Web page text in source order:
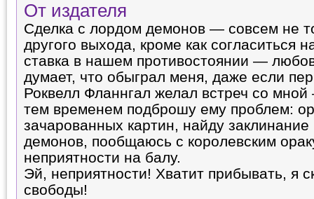
От издателя
Сделка с лордом демонов — совсем не
другого выхода, кроме как согласиться
ставка в нашем противостоянии —
думает, что обыграл меня, даже если
Роквелл Фланнгал желал встреч со
тем временем подброшу ему проблем:
зачарованных картин, найду заклинание
демонов, пообщаюсь с королевским
неприятности на балу.
Эй, неприятности! Хватит прибывать, я
свободы!